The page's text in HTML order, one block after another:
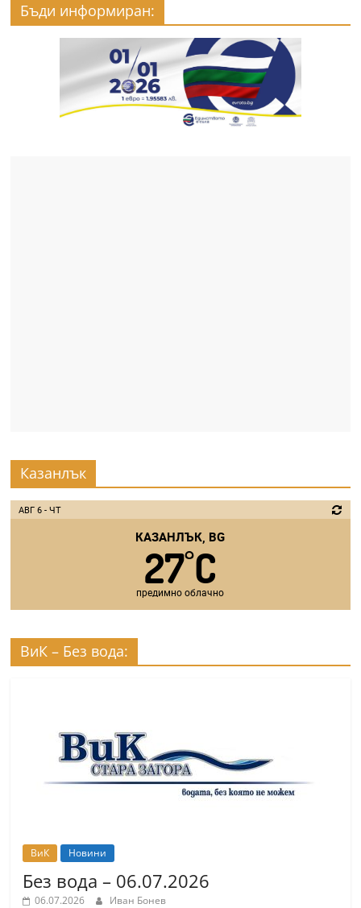
Бъди информиран:
Казанлък
АВГ 6 - ЧТ
КАЗАНЛЪК, BG
27°C
предимно облачно
ВиК – Без вода:
ВиК Новини
Без вода – 06.07.2026
06.07.2026 Иван Бонев